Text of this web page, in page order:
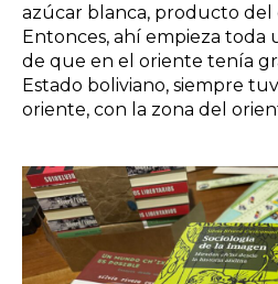
azúcar blanca, producto
Entonces, ahí empieza toda
de que en el oriente tenía
Estado boliviano, siempre
oriente, con la zona del